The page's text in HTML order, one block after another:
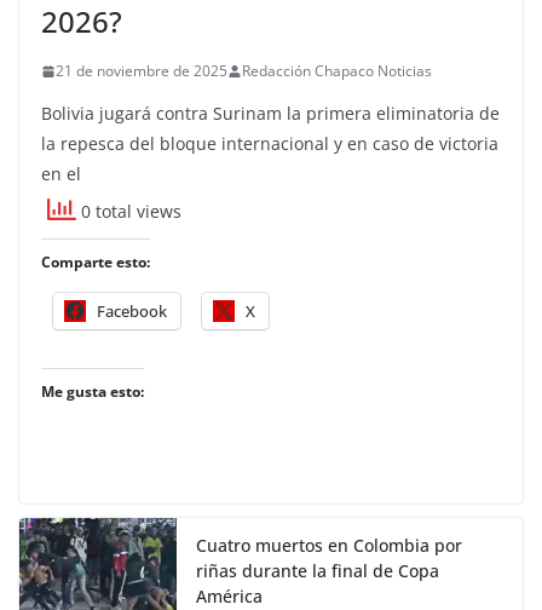
2026?
21 de noviembre de 2025 Redacción Chapaco Noticias
Bolivia jugará contra Surinam la primera eliminatoria de
la repesca del bloque internacional y en caso de victoria
en el
0 total views
Comparte esto:
Facebook X
Me gusta esto:
Cuatro muertos en Colombia por
riñas durante la final de Copa
América